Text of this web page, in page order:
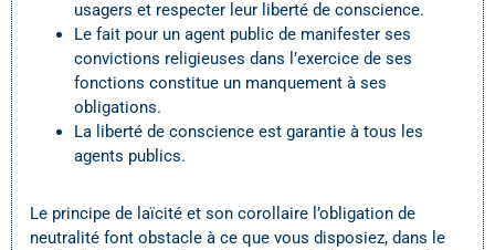
usagers et respecter leur liberté de conscience.
Le fait pour un agent public de manifester ses
convictions religieuses dans l’exercice de ses
fonctions constitue un manquement à ses
obligations.
La liberté de conscience est garantie à tous les
agents publics.
Le principe de laïcité et son corollaire l’obligation de
neutralité font obstacle à ce que vous disposiez, dans le